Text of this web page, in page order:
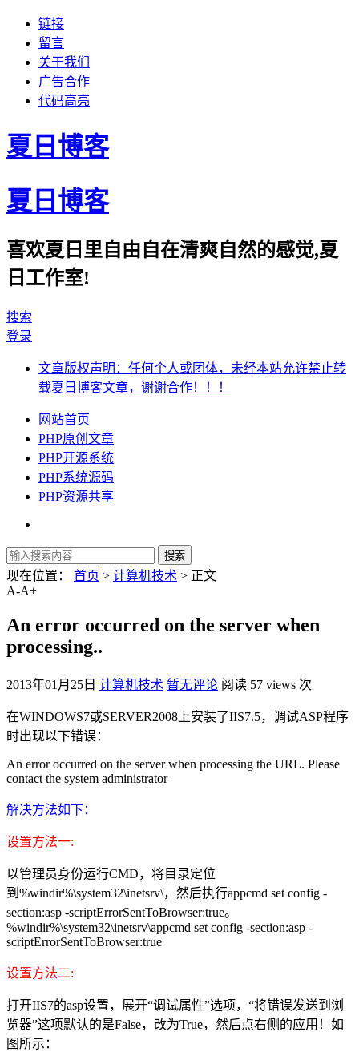
链接
留言
关于我们
广告合作
代码高亮
夏日博客
夏日博客
喜欢夏日里自由自在清爽自然的感觉,夏
日工作室!
搜索
登录
文章版权声明：任何个人或团体，未经本站允许禁止转
载夏日博客文章，谢谢合作！！！
网站首页
PHP原创文章
PHP开源系统
PHP系统源码
PHP资源共享
现在位置： 首页 > 计算机技术 > 正文
A-A+
An error occurred on the server when
processing..
2013年01月25日 计算机技术 暂无评论 阅读 57 views 次
在WINDOWS7或SERVER2008上安装了IIS7.5，调试ASP程序
时出现以下错误：
An error occurred on the server when processing the URL. Please
contact the system administrator
解决方法如下：
设置方法一:
以管理员身份运行CMD，将目录定位
到%windir%\system32\inetsrv\，然后执行appcmd set config -
section:asp -scriptErrorSentToBrowser:true。
%windir%\system32\inetsrv\appcmd set config -section:asp -
scriptErrorSentToBrowser:true
设置方法二:
打开IIS7的asp设置，展开“调试属性”选项，“将错误发送到浏
览器”这项默认的是False，改为True，然后点右侧的应用！如
图所示：